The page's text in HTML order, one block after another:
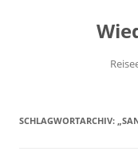
SCHLAGWORTARCHIV: